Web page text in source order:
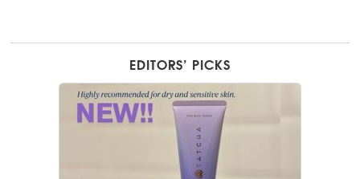
EDITORS’ PICKS